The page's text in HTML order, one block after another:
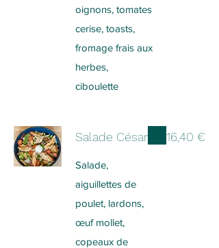
oignons, tomates
cerise, toasts,
fromage frais aux
herbes,
ciboulette
Salade César
Salade,
aiguillettes de
poulet, lardons,
œuf mollet,
copeaux de
16,40 €